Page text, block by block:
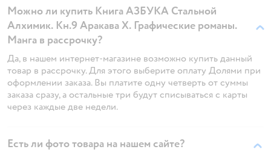
Можно ли купить Книга АЗБУКА Стальной
Алхимик. Кн.9 Аракава Х. Графические романы.
Манга в рассрочку?
Да, в нашем интернет-магазине возможно купить данный
товар в рассрочку. Для этого выберите оплату Долями при
оформлении заказа. Вы платите одну четверть от суммы
заказа сразу, а остальные три будут списываться с карты
через каждые две недели.
Есть ли фото товара на нашем сайте?